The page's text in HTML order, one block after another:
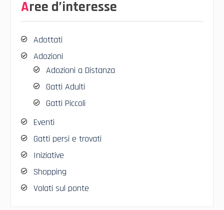
Aree d’interesse
Adottati
Adozioni
Adozioni a Distanza
Gatti Adulti
Gatti Piccoli
Eventi
Gatti persi e trovati
Iniziative
Shopping
Volati sul ponte